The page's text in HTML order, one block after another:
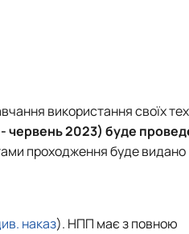
використання своїх
червень 2023) буде
проходження буде видано
наказ). НПП має з повною